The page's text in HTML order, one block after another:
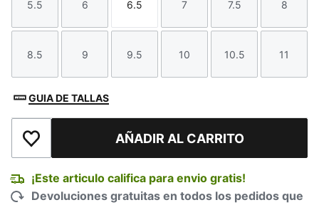
Talla
5.5
Talla
6
Talla
6.5
Talla
7
Talla
7.5
Talla
8
Talla
8.5
Talla
9
Talla
9.5
Talla
10
Talla
10.5
Talla
11
GUIA DE TALLAS
Añadir a la lista de deseosAÑADIR AL CARRITO
¡Este articulo califica para envio gratis!
Devoluciones gratuitas en todos los pedidos que